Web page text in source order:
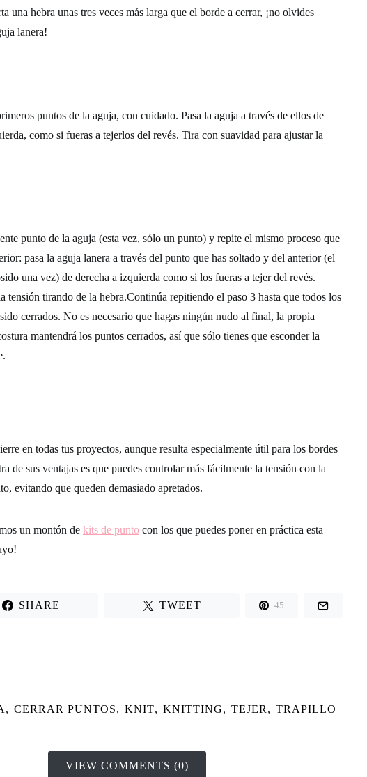
una hebra unas tres veces más larga que el borde a cerrar, ¡no olvides
lanera!
puntos de la aguja, con cuidado. Pasa la aguja a través de ellos de
como si fueras a tejerlos del revés. Tira con suavidad para ajustar la
punto de la aguja (esta vez, sólo un punto) y repite el mismo proceso que
pasa la aguja lanera a través del punto que has soltado y del anterior (el
una vez) de derecha a izquierda como si los fueras a tejer del revés.
tensión tirando de la hebra.Continúa repitiendo el paso 3 hasta que todos los
cerrados. No es necesario que hagas ningún nudo al final, la propia
mantendrá los puntos cerrados, así que sólo tienes que esconder la
en todas tus proyectos, aunque resulta especialmente útil para los bordes
de sus ventajas es que puedes controlar más fácilmente la tensión con la
evitando que queden demasiado apretados.
un montón de kits de punto con los que puedes poner en práctica esta
SHARE TWEET 45
, CERRAR PUNTOS, KNIT, KNITTING, TEJER , TRAPILLO
VIEW COMMENTS (0)